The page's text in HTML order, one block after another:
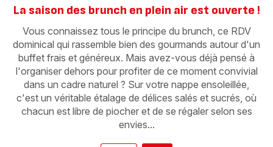
La saison des brunch en plein air est ouverte !
Vous connaissez tous le principe du brunch, ce RDV
dominical qui rassemble bien des gourmands autour d'un
buffet frais et généreux. Mais avez-vous déjà pensé à
l'organiser dehors pour profiter de ce moment convivial
dans un cadre naturel ? Sur votre nappe ensoleillée,
c'est un véritable étalage de délices salés et sucrés, où
chacun est libre de piocher et de se régaler selon ses
envies...